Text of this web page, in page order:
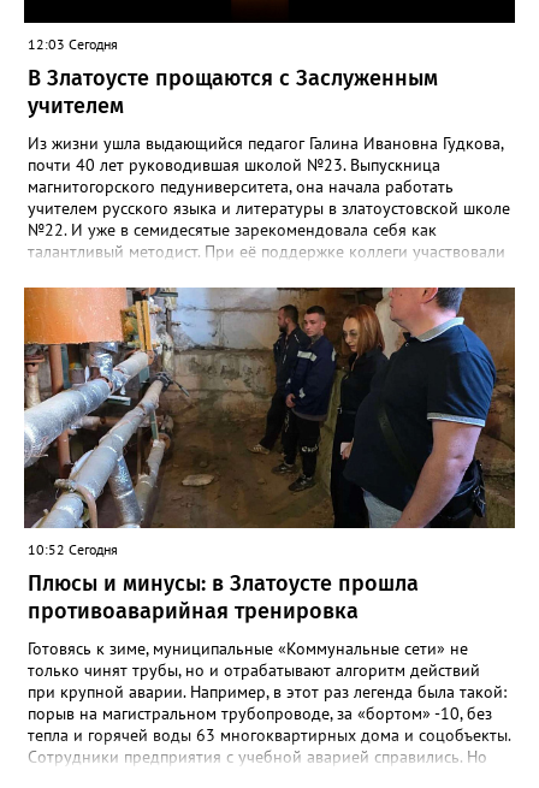
12:03 Сегодня
В Златоусте прощаются с Заслуженным
учителем
Из жизни ушла выдающийся педагог Галина Ивановна Гудкова,
почти 40 лет руководившая школой №23. Выпускница
магнитогорского педуниверситета, она начала работать
учителем русского языка и литературы в златоустовской школе
№22. И уже в семидесятые зарекомендовала себя как
талантливый методист. При её поддержке коллеги участвовали
«Благодаря её мудрому руководству в школе сформировался
сильный педагогический коллектив, объединённый общими
ценностями и любовью к своему делу. Для многих Галина
Ивановна навсегда останется не только талантливым
руководителем, но и настоящим Учителем с большой буквы», -
говорится в сообществе школы №23 во ВКонтакте. Свои
соболезнования семье Галины Ивановны выразил глава
Златоуста Олег Решетников. «Её вклад зафиксирован в
важнейших документах школы, но главное - он остался в
людях: в тех учителях, которых она поддержала, в тех
учениках, которых она вдохновила. Заслуженный учитель РФ,
«Отличник народного просвещения», обладатель медали «За
доблестный труд», Галина Ивановна оставила не только
награды и документы, но и работающий, живой механизм
школы, который продолжает жить её принципами», - говорится
в некрологе.
10:52 Сегодня
Плюсы и минусы: в Златоусте прошла
противоаварийная тренировка
Готовясь к зиме, муниципальные «Коммунальные сети» не
только чинят трубы, но и отрабатывают алгоритм действий
при крупной аварии. Например, в этот раз легенда была такой:
порыв на магистральном трубопроводе, за «бортом» -10, без
тепла и горячей воды 63 многоквартирных дома и соцобъекты.
Сотрудники предприятия с учебной аварией справились. Но